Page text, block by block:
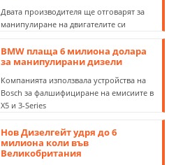
Двата производителя ще отговарят за
манипулиране на двигателите си
BMW плаща 6 милиона долара
за манипулирани дизели
Компанията използвала устройства на
Bosch за фалшифициране на емисиите в
X5 и 3-Series
Нов Дизелгейт удря до 6
милиона коли във
Великобритания